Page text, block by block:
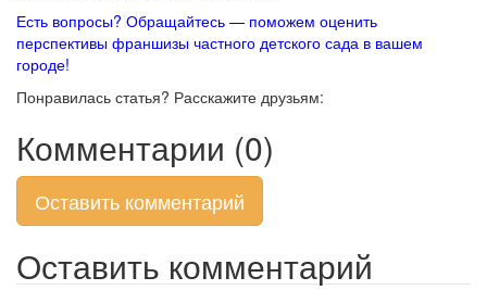
Есть вопросы? Обращайтесь — поможем оценить
перспективы франшизы частного детского сада в вашем
городе!
Понравилась статья? Расскажите друзьям:
Комментарии (0)
Оставить комментарий
Оставить комментарий